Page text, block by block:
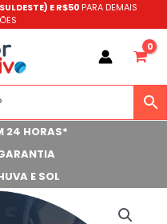
E R$50 PARA DEMAIS
24 HORAS*
E SOL